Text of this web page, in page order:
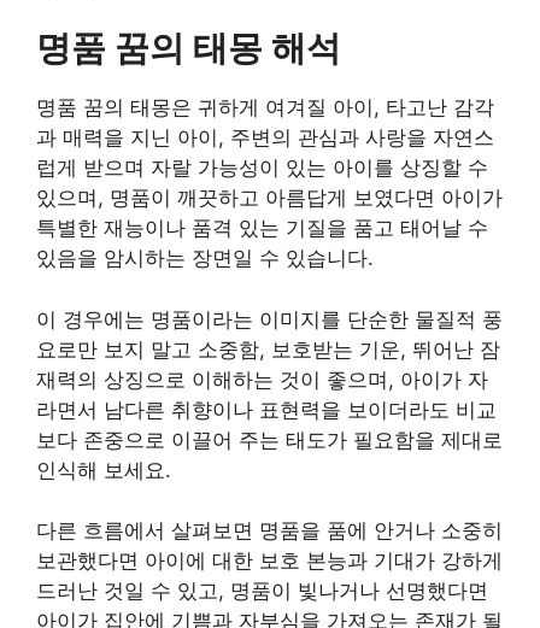
명품 꿈의 태몽 해석
명품 꿈의 태몽은 귀하게 여겨질 아이, 타고난 감각
과 매력을 지닌 아이, 주변의 관심과 사랑을 자연스
럽게 받으며 자랄 가능성이 있는 아이를 상징할 수
있으며, 명품이 깨끗하고 아름답게 보였다면 아이가
특별한 재능이나 품격 있는 기질을 품고 태어날 수
있음을 암시하는 장면일 수 있습니다.
이 경우에는 명품이라는 이미지를 단순한 물질적 풍
요로만 보지 말고 소중함, 보호받는 기운, 뛰어난 잠
재력의 상징으로 이해하는 것이 좋으며, 아이가 자
라면서 남다른 취향이나 표현력을 보이더라도 비교
보다 존중으로 이끌어 주는 태도가 필요함을 제대로
인식해 보세요.
다른 흐름에서 살펴보면 명품을 품에 안거나 소중히
보관했다면 아이에 대한 보호 본능과 기대가 강하게
드러난 것일 수 있고, 명품이 빛나거나 선명했다면
아이가 집안에 기쁨과 자부심을 가져오는 존재가 될